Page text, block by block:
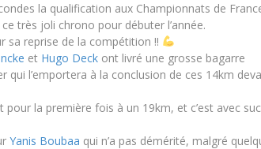
la qualification aux Championnats de
très joli chrono pour débuter l’année.
sa reprise de la compétition !!
et Hugo Deck ont livré une grosse bagarre
qui l’emportera à la conclusion de ces 14km
pour la première fois à un 19km, et c’est avec
Yanis Boubaa qui n’a pas démérité, malgré